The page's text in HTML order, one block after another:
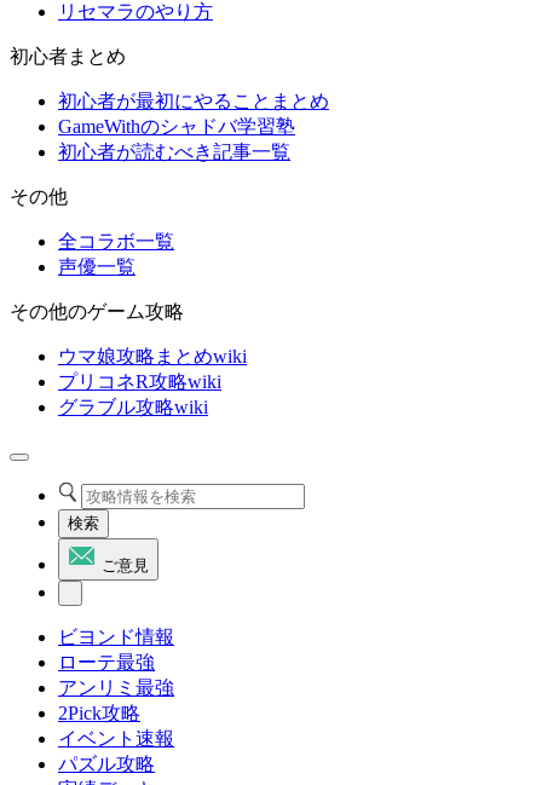
リセマラのやり方
初心者まとめ
初心者が最初にやることまとめ
GameWithのシャドバ学習塾
初心者が読むべき記事一覧
その他
全コラボ一覧
声優一覧
その他のゲーム攻略
ウマ娘攻略まとめwiki
プリコネR攻略wiki
グラブル攻略wiki
検索
ご意見
ビヨンド情報
ローテ最強
アンリミ最強
2Pick攻略
イベント速報
パズル攻略